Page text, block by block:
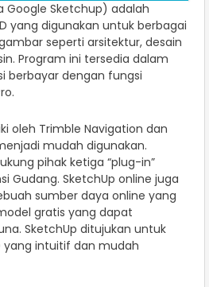
Google Sketchup) adalah
yang digunakan untuk berbagai
seperti arsitektur, desain
Program ini tersedia dalam
berbayar dengan fungsi
oleh Trimble Navigation dan
mudah digunakan.
pihak ketiga “plug-in”
Gudang. SketchUp online juga
sumber daya online yang
gratis yang dapat
SketchUp ditujukan untuk
yang intuitif dan mudah